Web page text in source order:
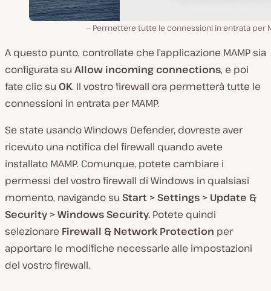
Permettere tutte le connessioni in entrata per
A questo punto, controllate che l’applicazione MAMP sia
configurata su Allow incoming connections, e poi
fate clic su OK. Il vostro firewall ora permetterà tutte le
connessioni in entrata per MAMP.
Se state usando Windows Defender, dovreste aver
ricevuto una notifica del firewall quando avete
installato MAMP. Comunque, potete cambiare i
permessi del vostro firewall di Windows in qualsiasi
momento, navigando su Start > Settings > Update &
Security > Windows Security. Potete quindi
selezionare Firewall & Network Protection per
apportare le modifiche necessarie alle impostazioni
del vostro firewall.